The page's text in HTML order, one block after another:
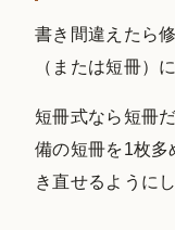
書き間違えたら
（または短冊）
短冊式なら短冊
備の短冊を1枚多
き直せるように